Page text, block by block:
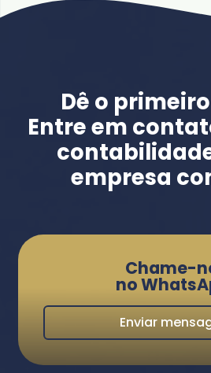
Dê o
Entre em
empresa
Chame-
no
Enviar